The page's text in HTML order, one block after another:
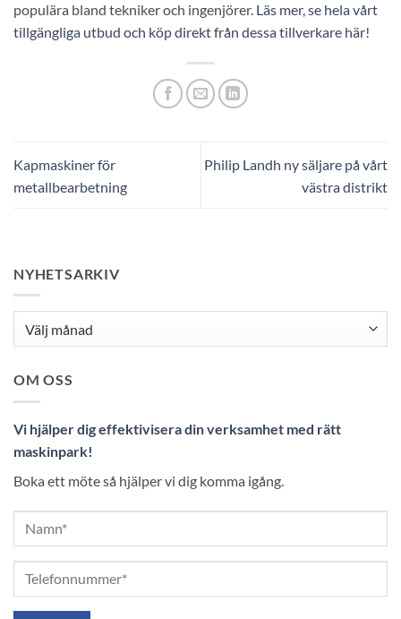
populära bland tekniker och ingenjörer. Läs mer, se hela vårt
tillgängliga utbud och köp direkt från dessa tillverkare här!
Kapmaskiner för
metallbearbetning
Philip Landh ny säljare på vårt
västra distrikt
NYHETSARKIV
OM OSS
Vi hjälper dig effektivisera din verksamhet med rätt
maskinpark!
Boka ett möte så hjälper vi dig komma igång.